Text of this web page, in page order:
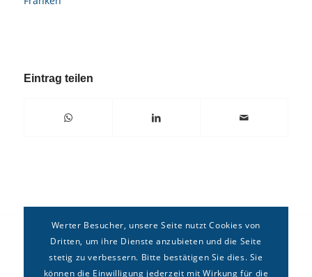
Eintrag teilen
Werter Besucher, unsere Seite nutzt Cookies von
Dritten, um ihre Dienste anzubieten und die Seite
stetig zu verbessern. Bitte bestätigen Sie dies. Sie
können die Einwilligung jederzeit mit Wirkung für die